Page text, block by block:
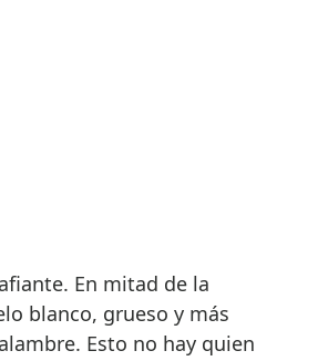
En mitad de la
blanco, grueso y más
Esto no hay quien